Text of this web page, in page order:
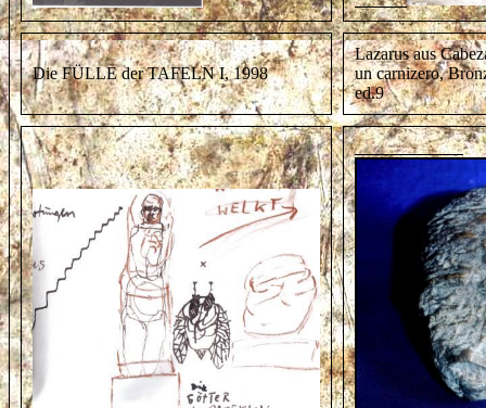
Die FÜLLE der TAFELN I, 1998
Lazarus aus
un carnizero,
ed.9